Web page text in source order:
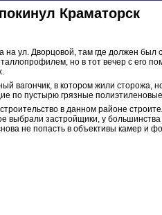
Краматорск
на ул. Дворцовой, там где должен
но в тот вечер с его
вагончик, в котором жили
по пустырю грязные полиэтиленовые
в данном районе
выбрали застройщики, у
не попасть в объективы камер и